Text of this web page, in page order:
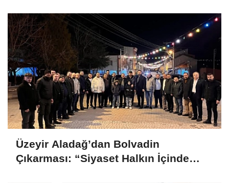
Üzeyir Aladağ’dan Bolvadin
Çıkarması: “Siyaset Halkın İçinde